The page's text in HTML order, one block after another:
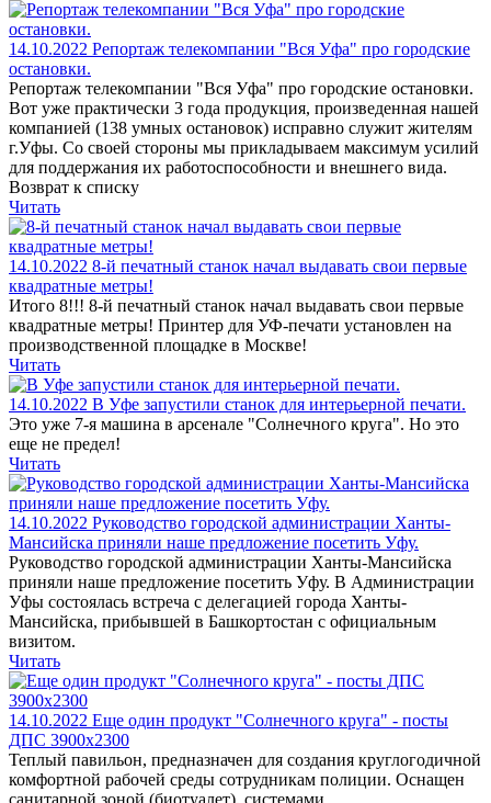
14.10.2022 Репортаж телекомпании "Вся Уфа" про городские
остановки.
Репортаж телекомпании "Вся Уфа" про городские остановки.
Вот уже практически 3 года продукция, произведенная нашей
компанией (138 умных остановок) исправно служит жителям
г.Уфы. Со своей стороны мы прикладываем максимум усилий
для поддержания их работоспособности и внешнего вида.
Возврат к списку
Читать
14.10.2022 8-й печатный станок начал выдавать свои первые
квадратные метры!
Итого 8!!! 8-й печатный станок начал выдавать свои первые
квадратные метры! Принтер для УФ-печати установлен на
производственной площадке в Москве!
Читать
14.10.2022 В Уфе запустили станок для интерьерной печати.
Это уже 7-я машина в арсенале "Солнечного круга". Но это
еще не предел!
Читать
14.10.2022 Руководство городской администрации Ханты-
Мансийска приняли наше предложение посетить Уфу.
Руководство городской администрации Ханты-Мансийска
приняли наше предложение посетить Уфу. В Администрации
Уфы состоялась встреча с делегацией города Ханты-
Мансийска, прибывшей в Башкортостан с официальным
визитом.
Читать
14.10.2022 Еще один продукт "Солнечного круга" - посты
ДПС 3900х2300
Теплый павильон, предназначен для создания круглогодичной
комфортной рабочей среды сотрудникам полиции. Оснащен
санитарной зоной (биотуалет), системами